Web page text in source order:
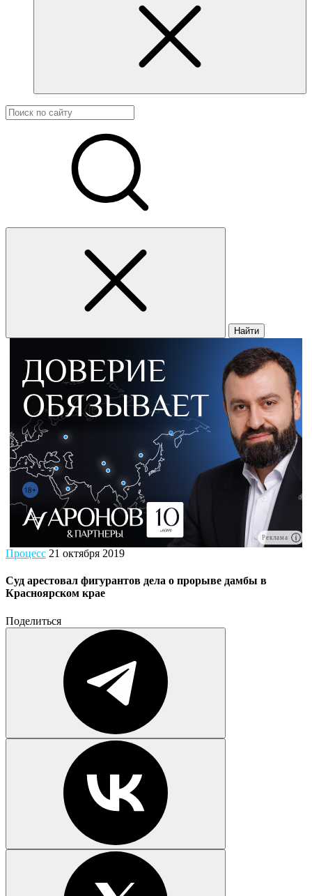
Найти
Реклама
Процесс 21 октября 2019
Суд арестовал фигурантов дела о прорыве дамбы в
Красноярском крае
Поделиться